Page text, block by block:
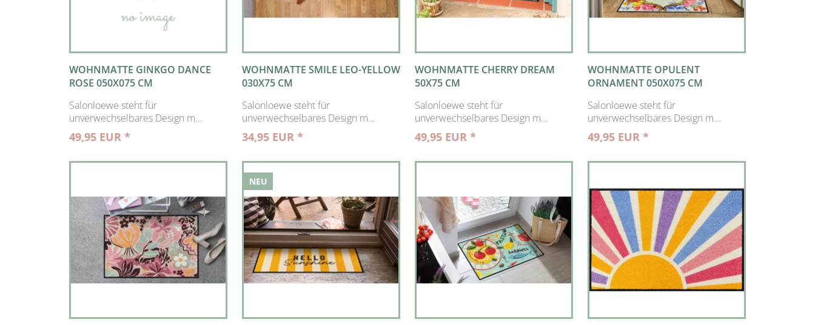
WOHNMATTE GINKGO DANCE
ROSE 050X075 CM
Salonloewe steht für
unverwechselbares Design m...
49,95 EUR *
WOHNMATTE SMILE LEO-YELLOW
030X75 CM
Salonloewe steht für
unverwechselbares Design m...
34,95 EUR *
WOHNMATTE CHERRY DREAM
50X75 CM
Salonloewe steht für
unverwechselbares Design m...
49,95 EUR *
WOHNMATTE OPULENT
ORNAMENT 050X075 CM
Salonloewe steht für
unverwechselbares Design m...
49,95 EUR *
NEU
NEU